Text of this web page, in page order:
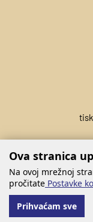
Ova stranica
Na ovoj mrežnoj
pročitate Postavke
Prihvaćam sve